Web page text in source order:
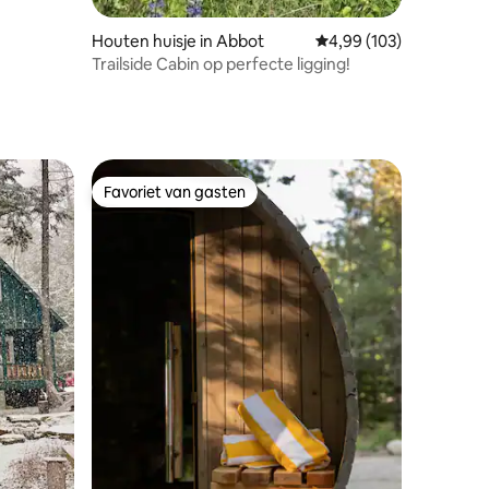
Houten huisje in Abbot Gemiddelde
4,99 (103)
Trailside Cabin op perfecte ligging!
Favoriet van gasten
Favoriet van gasten